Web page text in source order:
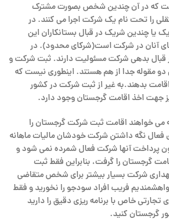
که در آن چندین شخص بصورت مشترک
را تحت نام یک شرکت اجرا می کنند. در
یا چندین شریک در قبال بستانکاران این
آنان در شرکت است(شرکای محدود). در
قبال بدهی شرکت مسئولیت دارند. ثبت شرکت و
مقوله جدا از هم هستند. اینطوری نیست که
بدهند.به غیر از ثبت شرکت در کشور
جهت اخذ اقامت گرجستان وجود دارد.
می خواهند اقامت ثبت شرکت گرجستان را
فعال نگه داشتن شرکت خودشان مالیات ماهانه
پرداخت آنها شرکت فعال شمرده نمی شود و
گرجستان را گرفت، بنابراین فقط ثبت
شرکت بسیار بیشتر برای شخص متقاضی
فریب افراد سودجو را نخورید و فقط
تجارتی خاص با برنامه ریزی دقیق را دارید
گرجستان کنید.